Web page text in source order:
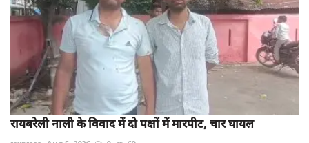
रायबरेली नाली के विवाद में दो पक्षों में मारपीट, चार घायल